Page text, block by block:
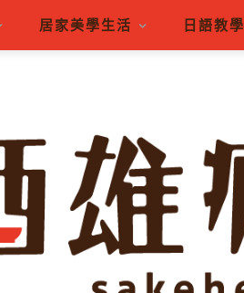
居家美學生活 日語教學